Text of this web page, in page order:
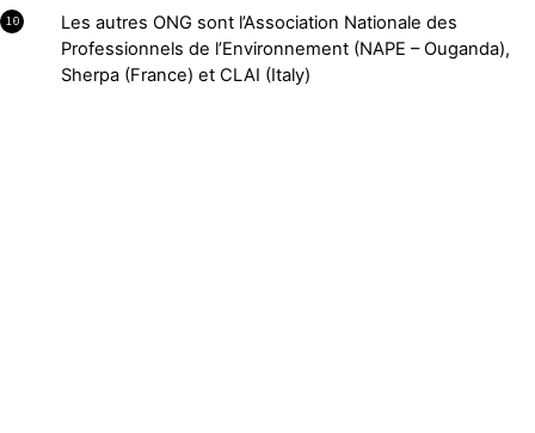
10
Les autres ONG sont l’Association Nationale des
Professionnels de l’Environnement (NAPE – Ouganda),
Sherpa (France) et CLAI (Italy)